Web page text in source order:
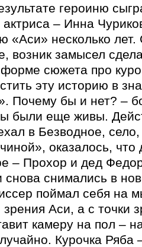
героиню
актриса – Инна
«Аси» несколько лет.
возник замысел
форме сюжета про
эту историю в
Почему бы и нет? –
были еще живы.
в Безводное,
оказалось, что
– Прохор и дед
снова снимались в
поймал себя на
зрения Аси, а с точки
камеру на пол –
Курочка Ряба